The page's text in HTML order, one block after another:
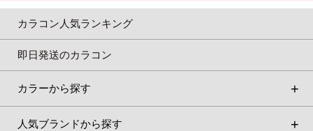
カラコン人気ランキング
即日発送のカラコン
カラーから探す
人気ブランドから探す